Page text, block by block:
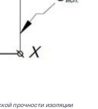
прочности изоляции